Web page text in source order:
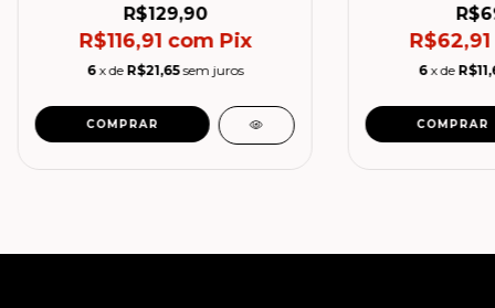
R$129,90
R$116,91 com Pix
6 x de R$21,65 sem juros
R$62,91
6 x de